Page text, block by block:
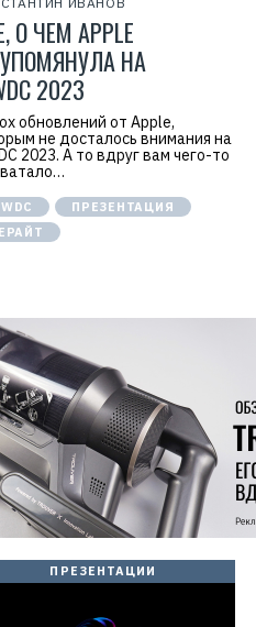
О ЧЕМ APPLE
НА
2023
обновлений от Apple,
не досталось внимания на
2023. А то вдруг вам чего-то
ПРЕЗЕНТАЦИЯ
ПРЕЗЕНТАЦИИ